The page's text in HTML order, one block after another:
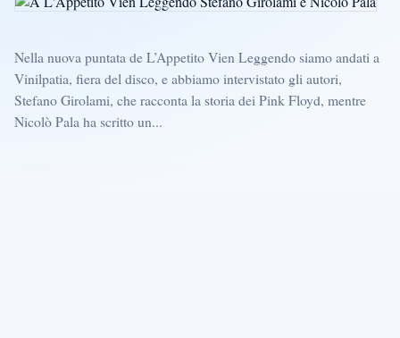
Nella nuova puntata de L’Appetito Vien Leggendo siamo andati a
Vinilpatia, fiera del disco, e abbiamo intervistato gli autori,
Stefano Girolami, che racconta la storia dei Pink Floyd, mentre
Nicolò Pala ha scritto un...